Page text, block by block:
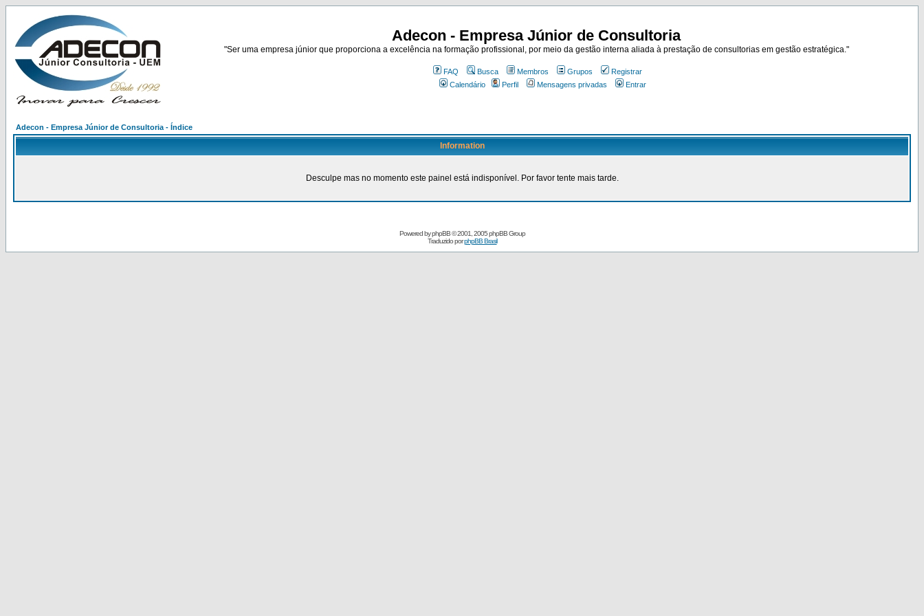
Adecon - Empresa Júnior de Consultoria
"Ser uma empresa júnior que proporciona a excelência na formação profissional, por meio da gestão interna aliada à prestação de consultorias em gestão estratégica."
FAQ Busca Membros Grupos
Registrar
Calendário
Perfil Mensagens privadas Entrar
Adecon - Empresa Júnior de Consultoria - Índice
Information
Desculpe mas no momento este painel está indisponível. Por favor tente mais tarde.
Powered byphpBB© 2001, 2005 phpBB Group
Traduzido porphpBB Brasil